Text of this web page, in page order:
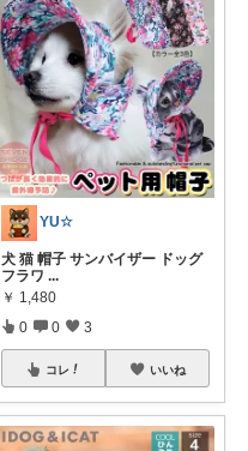
YU☆
犬 猫 帽子 サンバイザー ドッグ
フラワ ...
￥ 1,480
0 0 3
コレ いいね